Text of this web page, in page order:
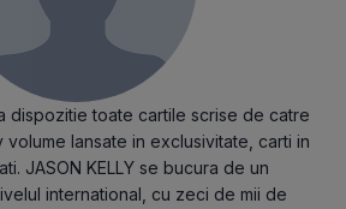
dispozitie toate cartile scrise de catre
volume lansate in exclusivitate, carti in
JASON KELLY se bucura de un
international, cu zeci de mii de